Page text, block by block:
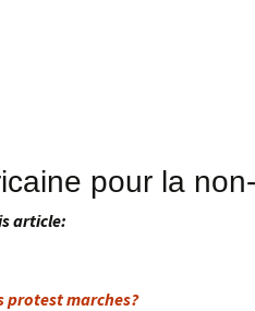
pour la
article:
protest marches?